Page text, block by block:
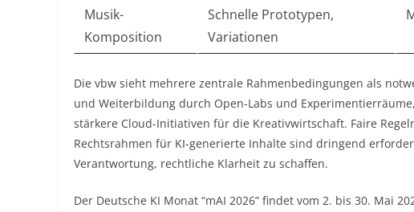
Musik-
Komposition
Schnelle Prototypen,
Variationen
Die vbw sieht mehrere zentrale Rahmenbedingungen als
und Weiterbildung durch Open-Labs und
stärkere Cloud-Initiativen für die Kreativwirtschaft. Faire
Rechtsrahmen für KI-generierte Inhalte sind dringend
Verantwortung, rechtliche Klarheit zu schaffen.​
Der Deutsche KI Monat “mAI 2026” findet vom 2. bis 30. Mai